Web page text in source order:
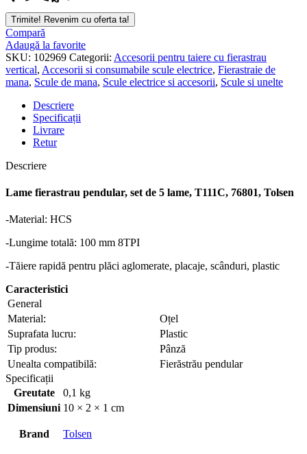
Email
Address*
Trimite! Revenim cu oferta ta!
Compară
Adaugă la favorite
SKU: 102969 Categorii: Accesorii pentru taiere cu fierastrau
vertical, Accesorii si consumabile scule electrice, Fierastraie de
mana, Scule de mana, Scule electrice si accesorii, Scule si unelte
Descriere
Specificații
Livrare
Retur
Descriere
Lame fierastrau pendular, set de 5 lame, T111C, 76801, Tolsen
-Material: HCS
-Lungime totală: 100 mm 8TPI
-Tăiere rapidă pentru plăci aglomerate, placaje, scânduri, plastic
Caracteristici
General
Material:
Oțel
Suprafata lucru:
Plastic
Tip produs:
Pânză
Unealta compatibilă:
Fierăstrău pendular
Specificații
Greutate
0,1 kg
Dimensiuni 10 × 2 × 1 cm
Brand Tolsen